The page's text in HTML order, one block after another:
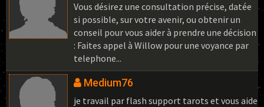
Vous désirez une consultation précise, datée
si possible, sur votre avenir, ou obtenir un
conseil pour vous aider à prendre une décision
: Faites appel à Willow pour une voyance par
telephone...
Medium76
je travail par flash support tarots et vous aide